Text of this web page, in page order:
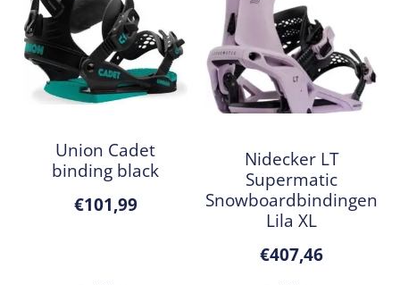
Union Cadet
binding black
€101,99
Nidecker LT
Supermatic
Snowboardbindingen
Lila XL
€407,46